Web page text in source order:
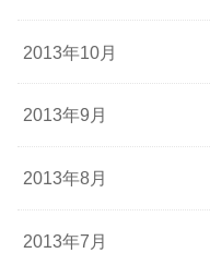
2013年10月
2013年9月
2013年8月
2013年7月